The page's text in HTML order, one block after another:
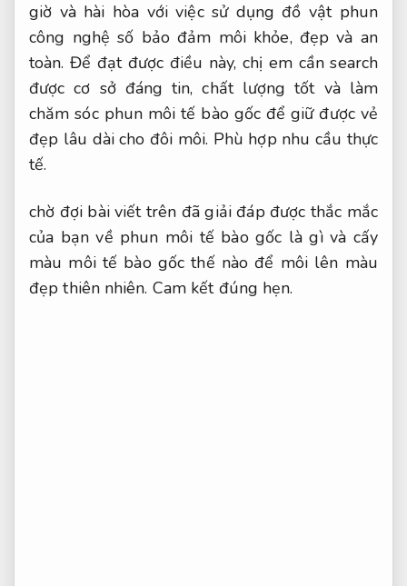
giờ và hài hòa với việc sử dụng đồ vật phun
công nghệ số bảo đảm môi khỏe, đẹp và an
toàn. Để đạt được điều này, chị em cần search
được cơ sở đáng tin, chất lượng tốt và làm
chăm sóc phun môi tế bào gốc để giữ được vẻ
đẹp lâu dài cho đôi môi. Phù hợp nhu cầu thực
tế.
chờ đợi bài viết trên đã giải đáp được thắc mắc
của bạn về phun môi tế bào gốc là gì và cấy
màu môi tế bào gốc thế nào để môi lên màu
đẹp thiên nhiên. Cam kết đúng hẹn.